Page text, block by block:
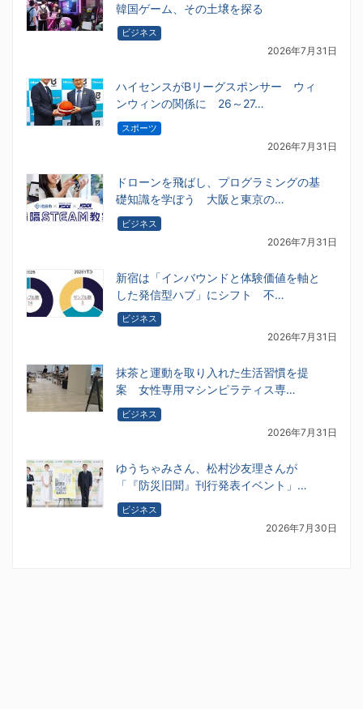
韓国ゲーム、その土壌を探る
ビジネス
2026年7月31日
ハイセンスがBリーグスポンサー ウィ
ンウィンの関係に 26～27…
スポーツ
2026年7月31日
ドローンを飛ばし、プログラミングの基
礎知識を学ぼう 大阪と東京の…
ビジネス
2026年7月31日
新宿は「インバウンドと体験価値を軸と
した発信型ハブ」にシフト 不…
ビジネス
2026年7月31日
抹茶と運動を取り入れた生活習慣を提
案 女性専用マシンピラティス専…
ビジネス
2026年7月31日
ゆうちゃみさん、松村沙友理さんが
「『防災旧聞』刊行発表イベント」…
ビジネス
2026年7月30日